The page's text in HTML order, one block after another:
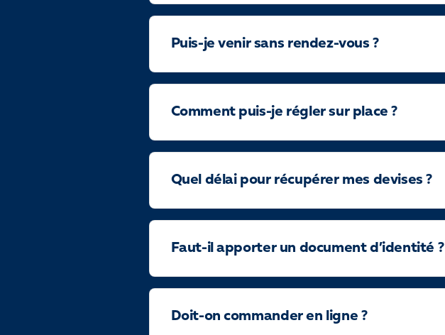
Puis-je venir sans rendez-vous ?
Comment puis-je régler sur place ?
Quel délai pour récupérer mes devises ?
Faut-il apporter un document d’identité ?
Doit-on commander en ligne ?